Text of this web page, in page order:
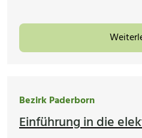
Bezirk Paderborn
Einführung in die